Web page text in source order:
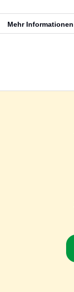
Mehr Informationen